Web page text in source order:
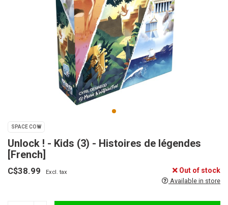
SPACE COW
Unlock ! - Kids (3) - Histoires de légendes
[French]
C$38.99 Excl. tax Out of stock
Available in store